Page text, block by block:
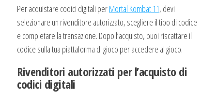
Per acquistare codici digitali perMortal Kombat 11, devi
selezionare un rivenditore autorizzato, scegliere il tipo di codice
e completare la transazione. Dopo l’acquisto, puoi riscattare il
codice sulla tua piattaforma di gioco per accedere al gioco.
Rivenditori autorizzati per l’acquisto di
codici digitali